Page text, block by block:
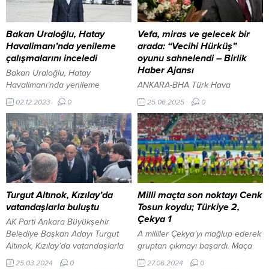
Bakan Uraloğlu, Hatay
Havalimanı’nda yenileme
çalışmalarını inceledi
Bakan Uraloğlu, Hatay
Havalimanı’nda yenileme
çalışmalarını inceledi Ulaştırma
ve Altyapı Bakanı Abdulkadir
Uraloğlu, ”Hatay Havalimanı’nda
PAT sahaları çalışmaları 21
Kasım’da başladı, Hatay
Havalimanı için yapılan yer
tespitinde en uygun yer
bulunduğu alan, Hatay
Havalimanı’na ilave yeni bir pist
inşa edeceğiz, Hatay’ı çok daha
güçlü ve gelişmiş bir şekilde
ayağa kaldıracağız.”...
02.12.2023 0
Vefa, miras ve gelecek bir
arada: “Vecihi Hürküş”
oyunu sahnelendi – Birlik
Haber Ajansı
ANKARA-BHA Türk Hava
Kurumu’nun kuruluşunun 100. yılı
kapsamında düzenlediği
etkinlikler hız kesmeden devam
ediyor. 24 Haziran 2025 Salı
akşamı Ankara Resim ve Heykel
Müzesi’nde sahnelenen “Bir
Tayyareci Vecihi Hürkuş” adlı
tiyatro oyunu, izleyicilere
duygusal ve tarihi bir yolculuk
yaşattı. Etkinliğe Türk İnternet
Medya Birliği Genel Başkanı Dr.
Süleyman Basa da...
25.06.2025 0
Turgut Altınok, Kızılay’da
vatandaşlarla buluştu
AK Parti Ankara Büyükşehir
Belediye Başkan Adayı Turgut
Altınok, Kızılay’da vatandaşlarla
bir araya geldi, gençlerle
25.03.2024 0
Milli maçta son noktayı Cenk
Tosun koydu; Türkiye 2,
Çekya 1
A milliler Çekya’yı mağlup ederek
gruptan çıkmayı başardı. Maça
Cenk Tosun’un son dakikalarda
27.06.2024 0